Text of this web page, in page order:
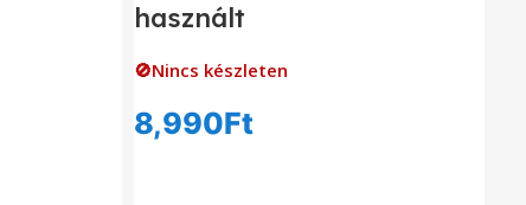
használt
🚫Nincs készleten
8,990Ft